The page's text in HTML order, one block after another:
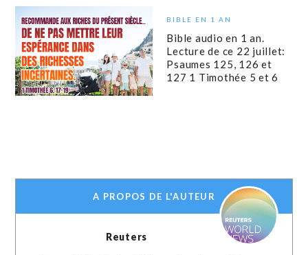
BIBLE EN 1 AN
Bible audio en 1 an.
Lecture de ce 22 juillet:
Psaumes 125, 126 et
127 1 Timothée 5 et 6
A PROPOS DE L'AUTEUR
Reuters